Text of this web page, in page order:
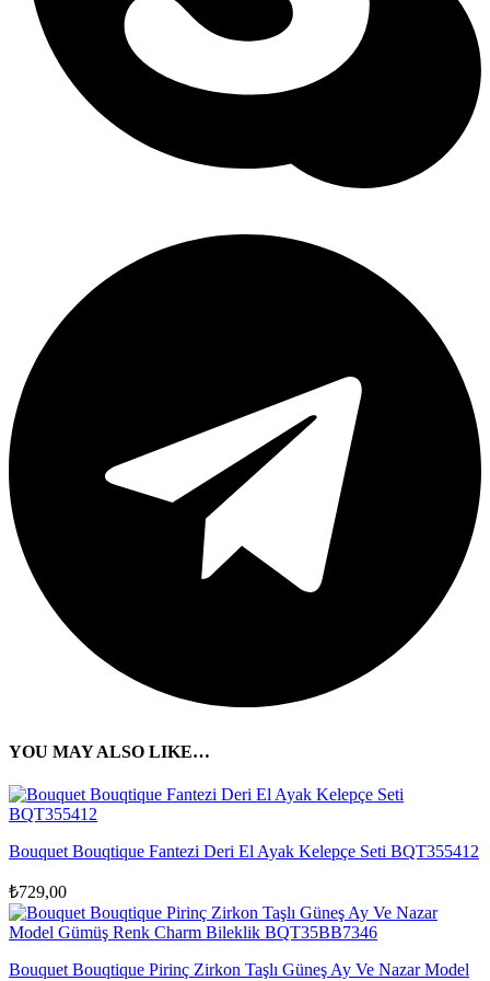
YOU MAY ALSO LIKE…
Bouquet Bouqtique Fantezi Deri El Ayak Kelepçe Seti BQT355412
₺729,00
Bouquet Bouqtique Pirinç Zirkon Taşlı Güneş Ay Ve Nazar Model